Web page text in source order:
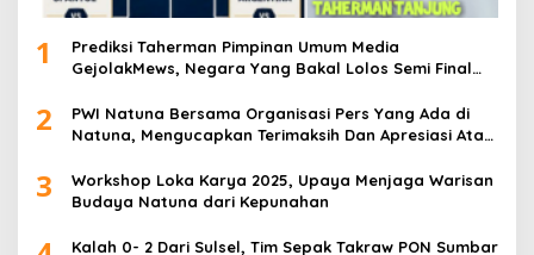
1
Prediksi Taherman Pimpinan Umum Media
GejolakMews, Negara Yang Bakal Lolos Semi Final
2
PWI Natuna Bersama Organisasi Pers Yang Ada di
Natuna, Mengucapkan Terimaksih Dan Apresiasi Atas
dan Insan Pers
3
Workshop Loka Karya 2025, Upaya Menjaga Warisan
Budaya Natuna dari Kepunahan
Kalah 0- 2 Dari Sulsel, Tim Sepak Takraw PON Sumbar